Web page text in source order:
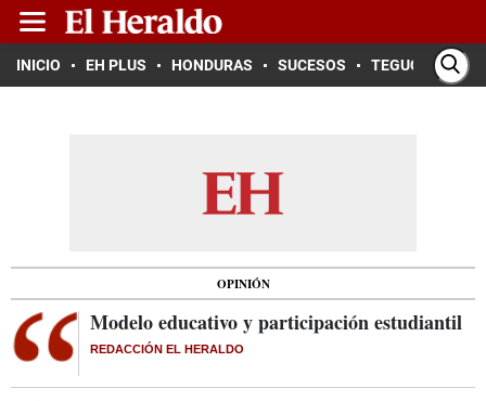
INICIO EH PLUS HONDURAS SUCESOS TEGUCIGALPA
OPINIÓN
Modelo educativo y participación estudiantil
REDACCIÓN EL HERALDO